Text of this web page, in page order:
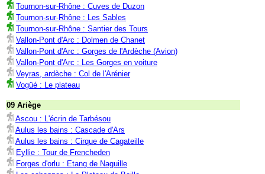
Tournon-sur-Rhône : Cuves de Duzon
Tournon-sur-Rhône : Les Sables
Tournon-sur-Rhône : Santier des Tours
Vallon-Pont d'Arc : Dolmen de Chanet
Vallon-Pont d'Arc : Gorges de l'Ardèche (Avion)
Vallon-Pont d'Arc : Les Gorges en voiture
Veyras, ardèche : Col de l'Arénier
Vogüé : Le plateau
09 Ariège
Ascou : L'écrin de Tarbésou
Aulus les bains : Cascade d'Ars
Aulus les bains : Cirque de Cagateille
Eyllie : Tour de Frencheden
Forges d'orlu : Etang de Naguille